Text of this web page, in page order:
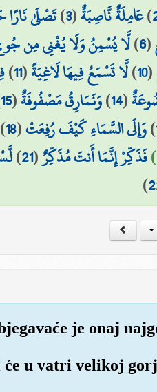
)عَامِلَةٌ نَّاصِبَةٌ(
3
)تَصْلَىٰ نَارًا
(
6
)لَّا يُسْمِنُ وَلَا يُغْنِي مِن
(
10
)لَّا تَسْمَعُ فِيهَا لَاغِيَةً(
11
)
(
14
)وَنَمَارِقُ مَصْفُوفَةٌ(
15
)وَإِلَى السَّمَاءِ كَيْفَ رُفِعَتْ(
18
)
فَذَكِّرْ إِنَّمَا أَنتَ مُذَكِّرٌ(
21
)
)
je onaj
će u vatri velikoj